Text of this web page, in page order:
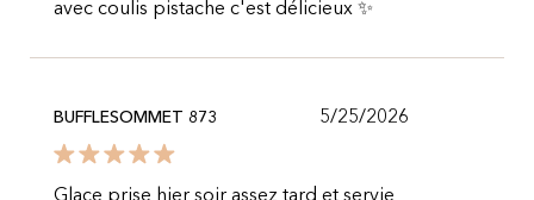
avec coulis pistache c'est délicieux ✨
BUFFLESOMMET 873 5/25/2026